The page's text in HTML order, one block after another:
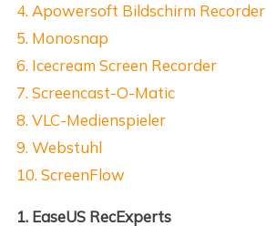
4. Apowersoft Bildschirm Recorder
5. Monosnap
6. Icecream Screen Recorder
7. Screencast-O-Matic
8. VLC-Medienspieler
9. Webstuhl
10. ScreenFlow
1. EaseUS RecExperts